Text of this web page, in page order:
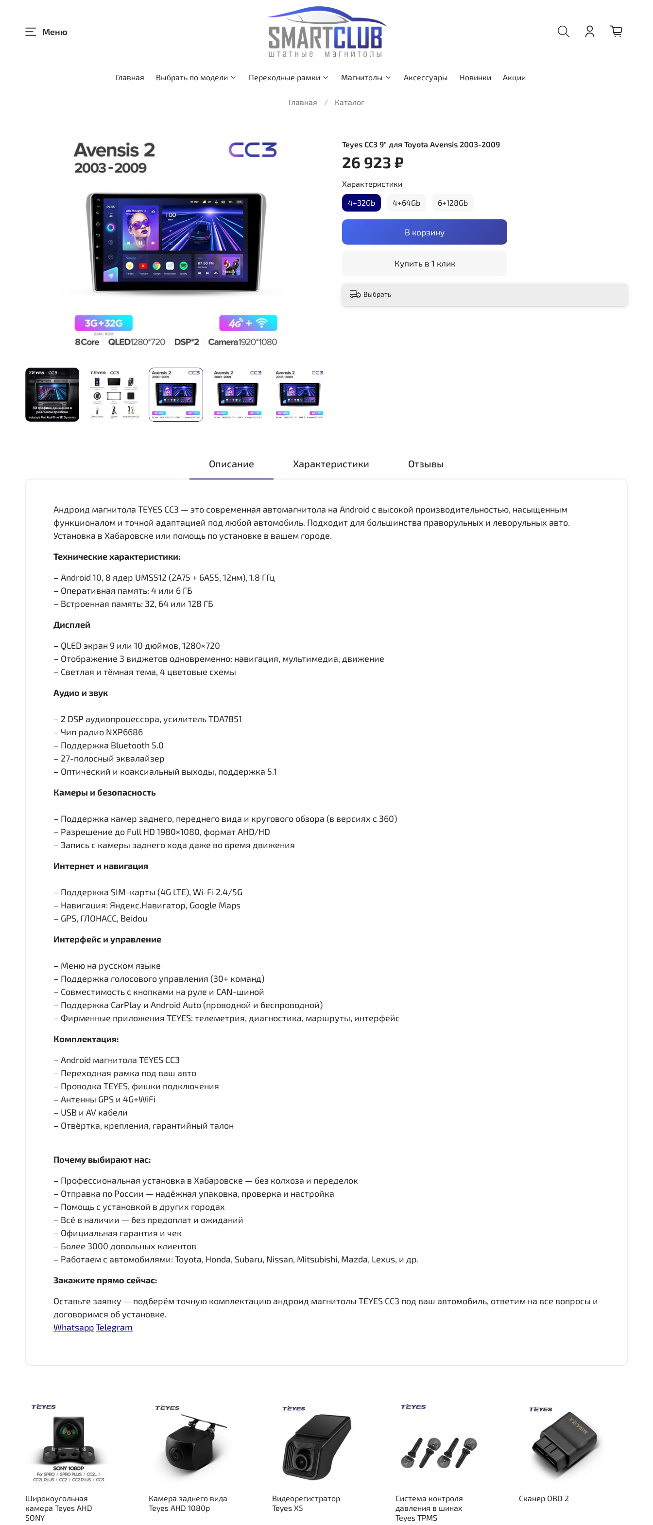
Меню
Главная Выбрать по модели Переходные рамки Магнитолы Аксессуары Новинки Акции
Главная Каталог
Teyes CC3 9" для Toyota Avensis 2003-2009
26 923 ₽
В корзину
Купить в 1 клик
Характеристики
4+32Gb 4+64Gb 6+128Gb
Выбрать
Описание Характеристики Отзывы
Андроид магнитола TEYES CC3 — это современная автомагнитола на Android с высокой производительностью, насыщенным
функционалом и точной адаптацией под любой автомобиль. Подходит для большинства праворульных и леворульных авто.
Установка в Хабаровске или помощь по установке в вашем городе.
Технические характеристики:
– Android 10, 8 ядер UMS512 (2A75 + 6A55, 12нм), 1.8 ГГц
– Оперативная память: 4 или 6 ГБ
– Встроенная память: 32, 64 или 128 ГБ
Дисплей
– QLED экран 9 или 10 дюймов, 1280×720
– Отображение 3 виджетов одновременно: навигация, мультимедиа, движение
– Светлая и тёмная тема, 4 цветовые схемы
Аудио и звук
– 2 DSP аудиопроцессора, усилитель TDA7851
– Чип радио NXP6686
– Поддержка Bluetooth 5.0
– 27-полосный эквалайзер
– Оптический и коаксиальный выходы, поддержка 5.1
Камеры и безопасность
– Поддержка камер заднего, переднего вида и кругового обзора (в версиях с 360)
– Разрешение до Full HD 1980×1080, формат AHD/HD
– Запись с камеры заднего хода даже во время движения
Интернет и навигация
– Поддержка SIM-карты (4G LTE), Wi-Fi 2.4/5G
– Навигация: Яндекс.Навигатор, Google Maps
– GPS, ГЛОНАСС, Beidou
Интерфейс и управление
– Меню на русском языке
– Поддержка голосового управления (30+ команд)
– Совместимость с кнопками на руле и CAN-шиной
– Поддержка CarPlay и Android Auto (проводной и беспроводной)
– Фирменные приложения TEYES: телеметрия, диагностика, маршруты, интерфейс
Комплектация:
– Android магнитола TEYES CC3
– Переходная рамка под ваш авто
– Проводка TEYES, фишки подключения
– Антенны GPS и 4G+WiFi
– USB и AV кабели
– Отвёртка, крепления, гарантийный талон
Почему выбирают нас:
– Профессиональная установка в Хабаровске — без колхоза и переделок
– Отправка по России — надёжная упаковка, проверка и настройка
– Помощь с установкой в других городах
– Всё в наличии — без предоплат и ожиданий
– Официальная гарантия и чек
– Более 3000 довольных клиентов
– Работаем с автомобилями: Toyota, Honda, Subaru, Nissan, Mitsubishi, Mazda, Lexus, и др.
Закажите прямо сейчас:
Оставьте заявку — подберём точную комплектацию андроид магнитолы TEYES CC3 под ваш автомобиль, ответим на все вопросы и
договоримся об установке.
WhatsappTelegram
Широкоугольная
камера Teyes AHD
SONY
Камера заднего вида
Teyes AHD 1080p
Видеорегистратор
Teyes X5
Система контроля
давления в шинах
Teyes TPMS
Сканер OBD 2